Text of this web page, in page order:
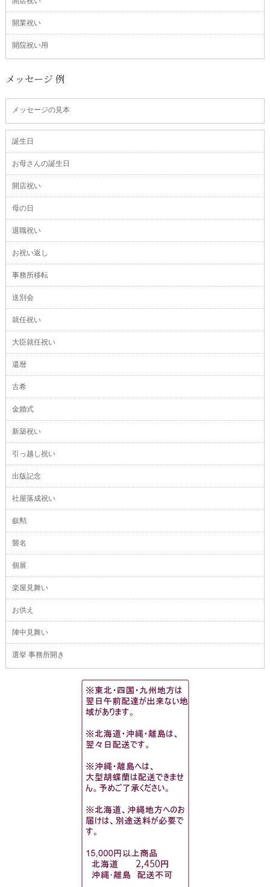
開業祝い
開院祝い用
メッセージ 例
メッセージの見本
誕生日
お母さんの誕生日
開店祝い
母の日
退職祝い
お祝い返し
事務所移転
送別会
就任祝い
大臣就任祝い
還暦
古希
金婚式
新築祝い
引っ越し祝い
出版記念
社屋落成祝い
叙勲
襲名
個展
楽屋見舞い
お供え
陣中見舞い
選挙 事務所開き